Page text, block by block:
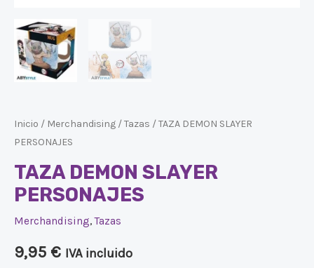
Inicio / Merchandising /Tazas / TAZA DEMON SLAYER
PERSONAJES
TAZA DEMON SLAYER
PERSONAJES
Merchandising,Tazas
9,95 € IVA incluido